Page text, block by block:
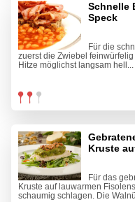
Schnelle
Speck
Für die
zuerst die Zwiebel
Hitze möglichst langsam hell...
Kruste
Für das
Kruste auf lauwarmen
schaumig schlagen. Die